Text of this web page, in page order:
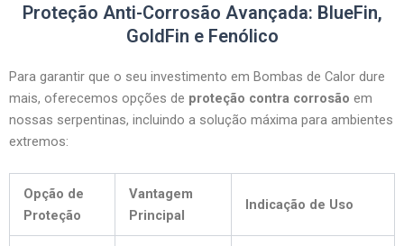
Proteção Anti-Corrosão Avançada: BlueFin,
GoldFin e Fenólico
Para garantir que o seu investimento em Bombas de Calor dure
mais, oferecemos opções de proteção contra corrosão em
nossas serpentinas, incluindo a solução máxima para ambientes
extremos:
Opção de
Proteção
Vantagem
Principal
Indicação de Uso